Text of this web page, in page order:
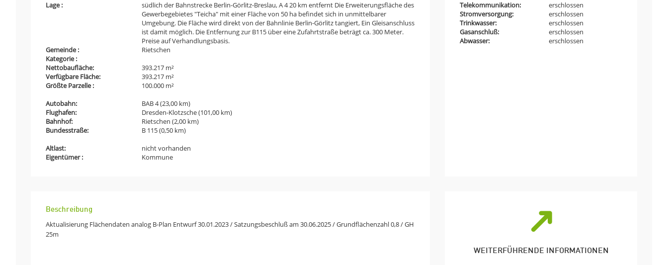
Lage :
südlich der Bahnstrecke Berlin-Görlitz-Breslau, A 4 20 km entfernt Die Erweiterungsfläche des
Gewerbegebietes "Teicha" mit einer Fläche von 50 ha befindet sich in unmittelbarer
Umgebung. Die Fläche wird direkt von der Bahnlinie Berlin-Görlitz tangiert, Ein Gleisanschluss
ist damit möglich. Die Entfernung zur B115 über eine Zufahrtstraße beträgt ca. 300 Meter.
Preise auf Verhandlungsbasis.
Gemeinde :
Rietschen
Kategorie :
Nettobaufläche:
393.217 m²
Verfügbare Fläche:
393.217 m²
Größte Parzelle :
100.000 m²
Autobahn:
BAB 4 (23,00 km)
Flughafen:
Dresden-Klotzsche (101,00 km)
Bahnhof:
Rietschen (2,00 km)
Bundesstraße:
B 115 (0,50 km)
Altlast:
nicht vorhanden
Eigentümer :
Kommune
Telekommunikation:
erschlossen
Stromversorgung:
erschlossen
Trinkwasser:
erschlossen
Gasanschluß:
erschlossen
Abwasser:
erschlossen
Beschreibung
Aktualisierung Flächendaten analog B-Plan Entwurf 30.01.2023 / Satzungsbeschluß am 30.06.2025 / Grundflächenzahl 0,8 / GH
25m
WEITERFÜHRENDE INFORMATIONEN